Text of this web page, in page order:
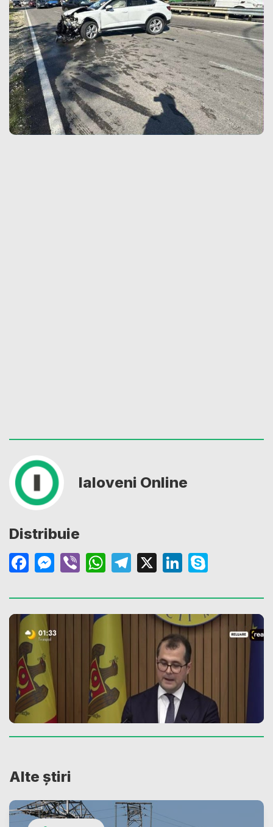
Ialoveni Online
Distribuie
Facebook
Messenger
ViberWhatsApp
Telegram
X LinkedIn
Alte știri